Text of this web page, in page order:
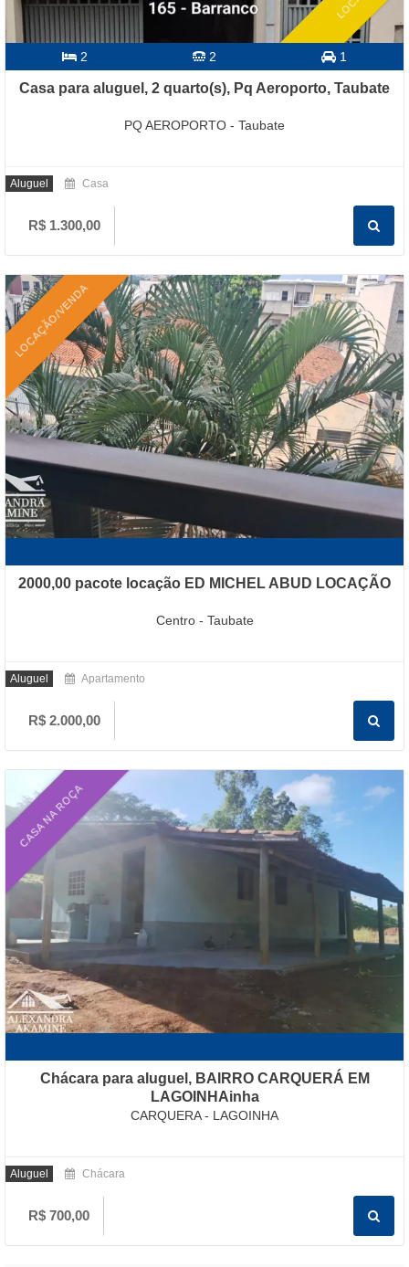
2 2 1
Casa para aluguel, 2 quarto(s), Pq Aeroporto, Taubate
PQ AEROPORTO - Taubate
Aluguel Casa
R$ 1.300,00
LOCAÇÃO/VENDA
2000,00 pacote locação ED MICHEL ABUD LOCAÇÃO
Centro - Taubate
Aluguel Apartamento
R$ 2.000,00
CASA NA ROÇA
Chácara para aluguel, BAIRRO CARQUERÁ EM
LAGOINHAinha
CARQUERA - LAGOINHA
Aluguel Chácara
R$ 700,00